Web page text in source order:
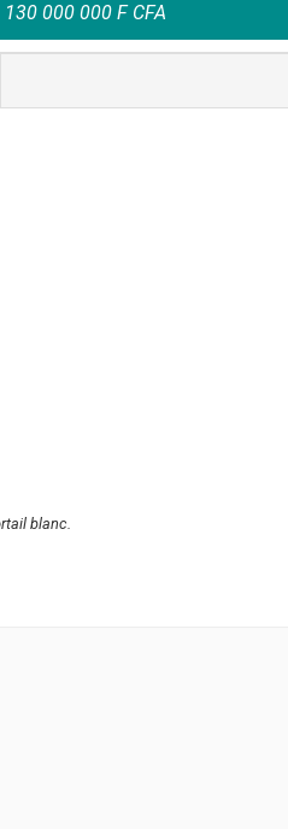
130 000 000 F CFA
blanc.